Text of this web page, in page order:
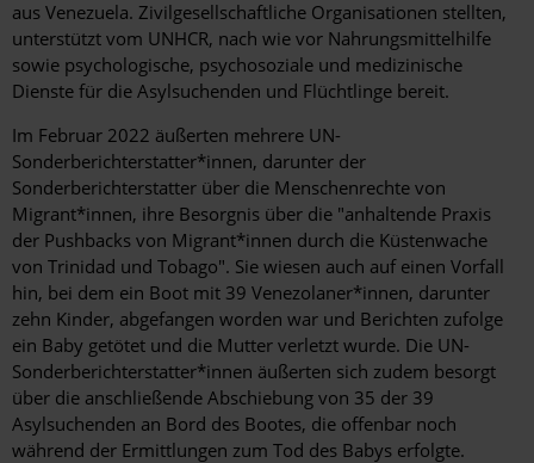
aus Venezuela. Zivilgesellschaftliche Organisationen stellten,
unterstützt vom UNHCR, nach wie vor Nahrungsmittelhilfe
sowie psychologische, psychosoziale und medizinische
Dienste für die Asylsuchenden und Flüchtlinge bereit.
Im Februar 2022 äußerten mehrere UN-
Sonderberichterstatter*innen, darunter der
Sonderberichterstatter über die Menschenrechte von
Migrant*innen, ihre Besorgnis über die "anhaltende Praxis
der Pushbacks von Migrant*innen durch die Küstenwache
von Trinidad und Tobago". Sie wiesen auch auf einen Vorfall
hin, bei dem ein Boot mit 39 Venezolaner*innen, darunter
zehn Kinder, abgefangen worden war und Berichten zufolge
ein Baby getötet und die Mutter verletzt wurde. Die UN-
Sonderberichterstatter*innen äußerten sich zudem besorgt
über die anschließende Abschiebung von 35 der 39
Asylsuchenden an Bord des Bootes, die offenbar noch
während der Ermittlungen zum Tod des Babys erfolgte.